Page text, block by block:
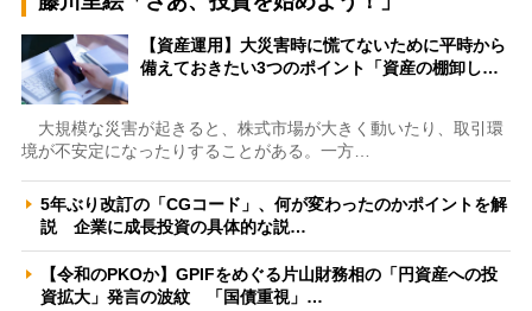
【資産運用】大災害時に慌てないために平時から
備えておきたい3つのポイント「資産の棚卸し…
大規模な災害が起きると、株式市場が大きく動いたり、取引環
境が不安定になったりすることがある。一方…
5年ぶり改訂の「CGコード」、何が変わったのかポイントを解
説 企業に成長投資の具体的な説…
【令和のPKOか】GPIFをめぐる片山財務相の「円資産への投
資拡大」発言の波紋 「国債重視」…